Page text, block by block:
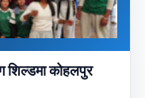
शिल्डमा कोहलपुर